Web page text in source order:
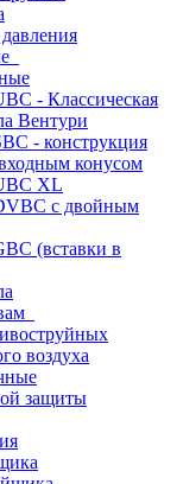
- Классическая
Вентури
- конструкция
конусом
XL
с двойным
(вставки в
воздуха
защиты